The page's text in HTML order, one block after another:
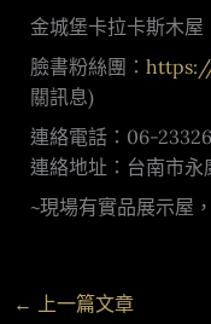
金城堡卡拉卡斯木屋
臉書粉絲團：
關訊息)
連絡電話：06-
連絡地址：台南市
~現場有實品展示屋
← 上一篇文章